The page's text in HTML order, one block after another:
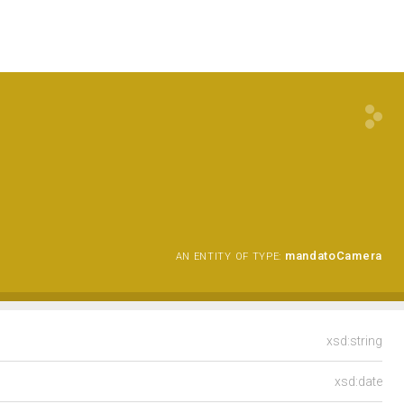
AN ENTITY OF TYPE: mandatoCamera
xsd:string
xsd:date